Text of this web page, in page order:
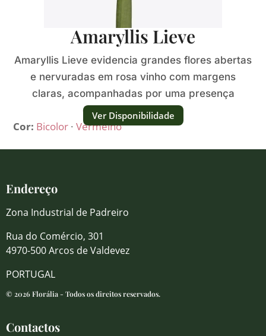
Amaryllis Lieve
Amaryllis Lieve evidencia grandes flores abertas
e nervuradas em rosa vinho com margens
claras, acompanhadas por uma presença
elegante e profunda.
Cor: Bicolor ·Vermelho
Ver Disponibilidade
Endereço
Zona Industrial de Padreiro
Rua do Comércio, 301
4970-500 Arcos de Valdevez
PORTUGAL
© 2026 Florália - Todos os direitos reservados.
Contactos